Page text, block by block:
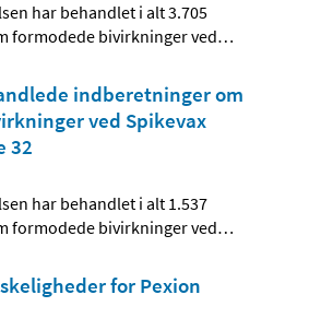
har behandlet i alt 3.705
formodede bivirkninger ved…
indberetninger om
ved Spikevax
32
har behandlet i alt 1.537
formodede bivirkninger ved…
for Pexion